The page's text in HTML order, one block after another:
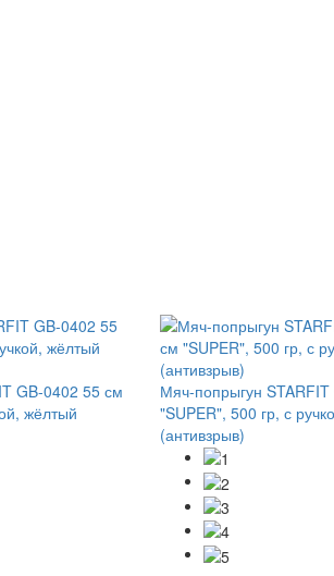
GB-0402 55 см
жёлтый
Мяч-попрыгун
"SUPER", 500 гр, с
(антивзрыв)